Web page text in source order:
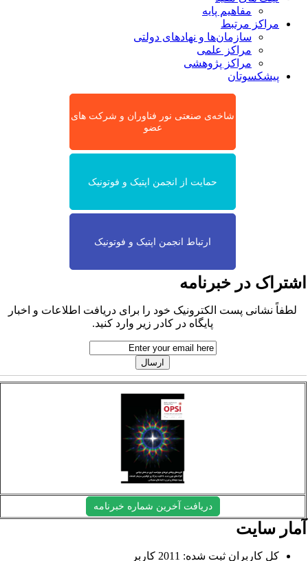
مفاهیم پایه
مراکز مرتبط
سازمان‌ها و نهادهای دولتی
مراکز علمی
مراکز پژوهشی
پیشکسوتان
شاخه‌ی صنعتی نور فناوران و شرکت های
عضو
حمایت از انجمن اپتیک و فوتونیک
ارتباط انجمن اپتیک و فوتونیک
در خبرنامه
لطفاً نشانی پست الکترونیک خود را برای دریافت اطلاعات و اخبار
پایگاه در کادر زیر وارد کنید.
دریافت آخرین شماره خبرنامه
سایت
کل کاربران ثبت شده: 2011 کاربر